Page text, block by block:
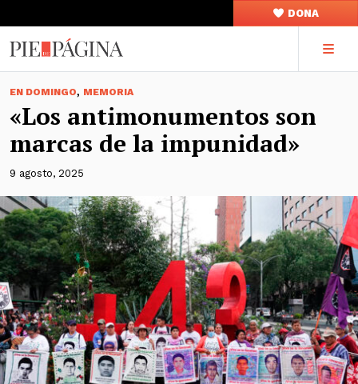
DONA
EN DOMINGO, MEMORIA
«Los antimonumentos son
marcas de la impunidad»
9 agosto, 2025